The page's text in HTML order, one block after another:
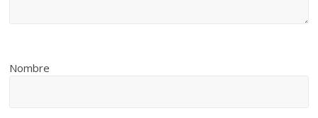
Nombre